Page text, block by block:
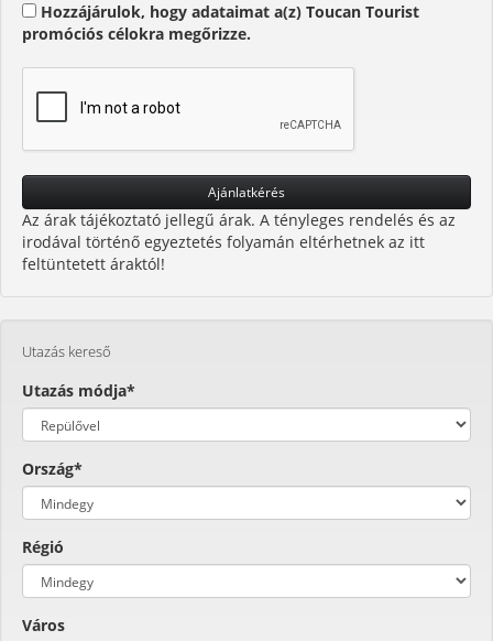
Hozzájárulok, hogy adataimat a(z) Toucan Tourist
promóciós célokra megőrizze.
Az árak tájékoztató jellegű árak. A tényleges rendelés és az
irodával történő egyeztetés folyamán eltérhetnek az itt
feltüntetett áraktól!
Utazás kereső
Utazás módja*
Ország*
Régió
Város